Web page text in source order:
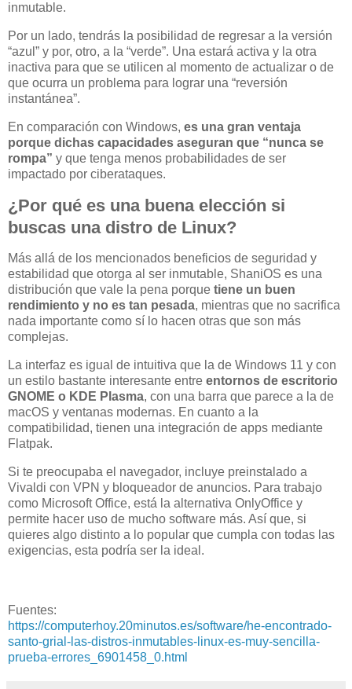
inmutable.
Por un lado, tendrás la posibilidad de regresar a la versión
“azul” y por, otro, a la “verde”. Una estará activa y la otra
inactiva para que se utilicen al momento de actualizar o de
que ocurra un problema para lograr una “reversión
instantánea”.
En comparación con Windows, es una gran ventaja
porque dichas capacidades aseguran que “nunca se
rompa” y que tenga menos probabilidades de ser
impactado por ciberataques.
¿Por qué es una buena elección si
buscas una distro de Linux?
Más allá de los mencionados beneficios de seguridad y
estabilidad que otorga al ser inmutable, ShaniOS es una
distribución que vale la pena porque tiene un buen
rendimiento y no es tan pesada, mientras que no sacrifica
nada importante como sí lo hacen otras que son más
complejas.
La interfaz es igual de intuitiva que la de Windows 11 y con
un estilo bastante interesante entre entornos de escritorio
GNOME o KDE Plasma, con una barra que parece a la de
macOS y ventanas modernas. En cuanto a la
compatibilidad, tienen una integración de apps mediante
Flatpak.
Si te preocupaba el navegador, incluye preinstalado a
Vivaldi con VPN y bloqueador de anuncios. Para trabajo
como Microsoft Office, está la alternativa OnlyOffice y
permite hacer uso de mucho software más. Así que, si
quieres algo distinto a lo popular que cumpla con todas las
exigencias, esta podría ser la ideal.
Fuentes:
https://computerhoy.20minutos.es/software/he-encontrado-
santo-grial-las-distros-inmutables-linux-es-muy-sencilla-
prueba-errores_6901458_0.html